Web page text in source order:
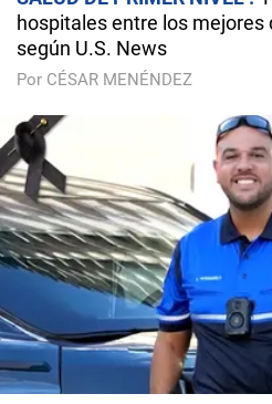
hospitales entre los mejores
según U.S. News
Por CÉSAR MENÉNDEZ